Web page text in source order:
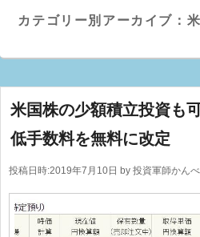
カテゴリー別アーカイブ：
米国株の少額積立投資も
低手数料を無料に改定
投稿日時:2019年7月10日 by 投資軍師かんべ